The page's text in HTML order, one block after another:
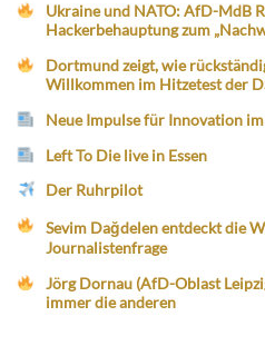
Ukraine und NATO: AfD-MdB
Hackerbehauptung zum
Dortmund zeigt, wie
Willkommen im Hitzetest der
Neue Impulse für Innovation
Left To Die live in Essen
Der Ruhrpilot
Sevim Dağdelen entdeckt die
Journalistenfrage
Jörg Dornau (AfD-Oblast
immer die anderen